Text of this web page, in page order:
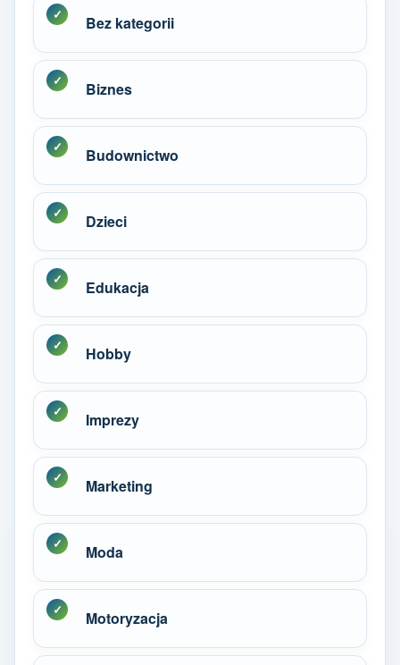
Bez kategorii
Biznes
Budownictwo
Dzieci
Edukacja
Hobby
Imprezy
Marketing
Moda
Motoryzacja